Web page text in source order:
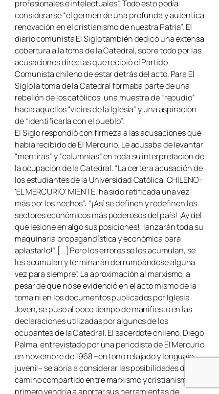
profesionales e intelectuales”. Todo esto podía
considerarse “el germen de una profunda y auténtica
renovación en el cristianismo de nuestra Patria”. El
diario comunista El Siglo también dedicó una extensa
cobertura a la toma de la Catedral, sobre todo por las
acusaciones directas que recibió el Partido
Comunista chileno de estar detrás del acto. Para El
Siglo la toma de la Catedral formaba parte de una
rebelión de los católicos: una muestra de “repudio”
hacia aquellos “vicios de la Iglesia” y una aspiración
de “identificarla con el pueblo”.
El Siglo respondió con firmeza a las acusaciones que
había recibido de El Mercurio. Le acusaba de levantar
“mentiras” y “calumnias” en toda su interpretación de
la ocupación de la Catedral. “La certera acusación de
los estudiantes de la Universidad Católica, CHILENO:
‘EL MERCURIO’ MIENTE, ha sido ratificada una vez
más por los hechos”: “¡Así se definen y redefinen los
sectores económicos más poderosos del país! ¡Ay del
que lesione en algo sus posiciones! ¡lanzarán toda su
maquinaria propagandística y económica para
aplastarlo!” […] Pero los errores se les acumulan, se
les acumulan y terminarán derrumbándose alguna
vez para siempre”. La aproximación al marxismo, a
pesar de que no se evidenció en el acto mismo de la
toma ni en los documentos publicados por Iglesia
Joven, se puso al poco tiempo de manifiesto en las
declaraciones utilizadas por algunos de los
ocupantes de la Catedral. El sacerdote chileno, Diego
Palma, entrevistado por una periodista de El Mercurio
en noviembre de 1968 –en tono relajado y lenguaje
juvenil– se abría a considerar las posibilidades de un
camino compartido entre marxismo y cristianismo. El
primero vendría a aportar sus herramientas de